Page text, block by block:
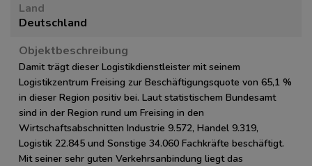
Land
Deutschland
Objektbeschreibung
Damit trägt dieser Logistikdienstleister mit seinem
Logistikzentrum Freising zur Beschäftigungsquote von 65,1 %
in dieser Region positiv bei. Laut statistischem Bundesamt
sind in der Region rund um Freising in den
Wirtschaftsabschnitten Industrie 9.572, Handel 9.319,
Logistik 22.845 und Sonstige 34.060 Fachkräfte beschäftigt.
Mit seiner sehr guten Verkehrsanbindung liegt das